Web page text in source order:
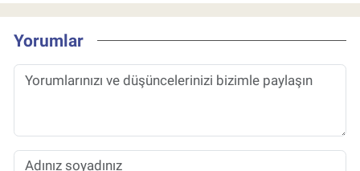
Yorumlar